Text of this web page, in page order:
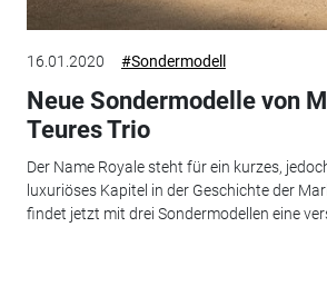
16.01.2020 #Sondermodell
Neue Sondermodelle von
Teures Trio
Der Name Royale steht für ein kurzes,
luxuriöses Kapitel in der Geschichte der
findet jetzt mit drei Sondermodellen eine